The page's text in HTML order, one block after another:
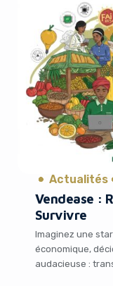
Actualités
Vendease :
Survivre
Imaginez une
économique,
audacieuse :